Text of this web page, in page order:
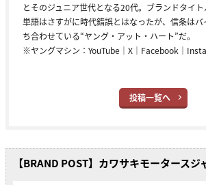
とそのジュニア世代となる20代。ブランドタイ
単語はさすがに時代錯誤とはなったが、信条は
ち合わせている“ヤング・アット・ハート”だ。
※ヤングマシン： YouTube ｜ X ｜ Facebook ｜
投稿一覧へ
【BRAND POST】カワサキモータースジ